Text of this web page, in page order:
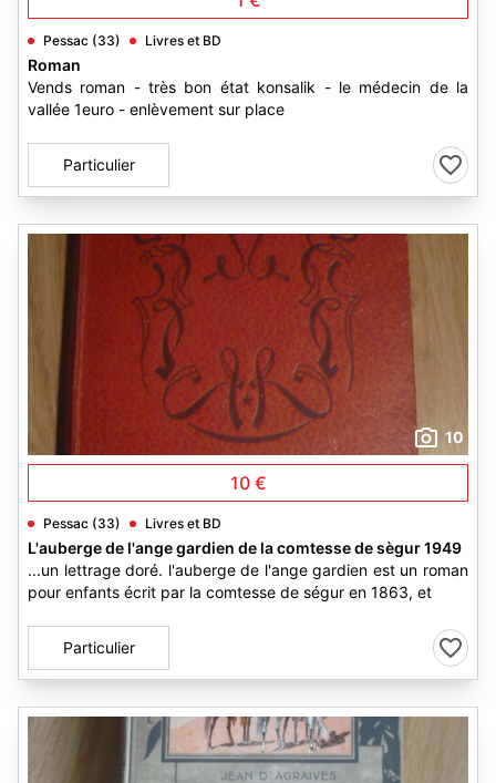
Pessac (33) Livres et BD
Roman
Vends roman - très bon état konsalik - le médecin de la
vallée 1euro - enlèvement sur place
Particulier
10
10 €
Pessac (33) Livres et BD
L'auberge de l'ange gardien de la comtesse de sègur 1949
...un lettrage doré. l'auberge de l'ange gardien est un roman
pour enfants écrit par la comtesse de ségur en 1863, et
Particulier